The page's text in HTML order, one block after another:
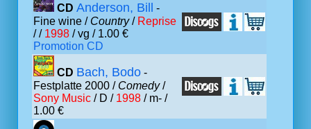
CD Anderson, Bill
-
Fine wine / Country/ Reprise
/ / 1998 / vg / 1.00 €
Promotion CD
CD Bach, Bodo -
Festplatte 2000 / Comedy/
Sony Music / D / 1998 / m- /
1.00 €